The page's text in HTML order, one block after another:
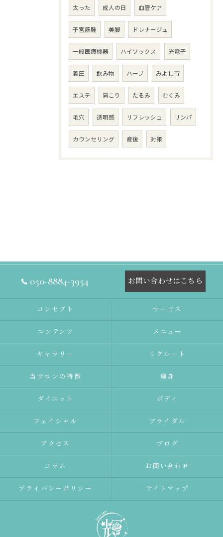
太った 成人の日 血管ケア
子宮筋腫 美脚 ドレナージュ
一般医療機器 ハイソックス 光電子
着圧 飲み物 ハーブ みよし市
エステ 肩こり たるみ むくみ
毛穴 透明感 リフレッシュ リンパ
カウンセリング 産後 対策
050-8884-3954 お問い合わせはこちら
コンセプト サービス
コンテンツ メニュー
ギャラリー リクルート
当サロンの特徴 痩身
ダイエット ボディ
フェイシャル ブライダル
アクセス ブログ
コラム お問い合わせ
プライバシーポリシー サイトマップ